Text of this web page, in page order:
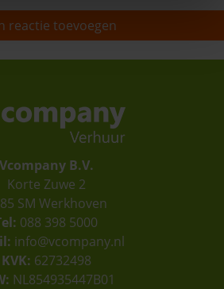
reactie toevoegen
Vcompany B.V.
Korte Zuwe 2
SM Werkhoven
088 398 5000
info@vcompany.nl
KVK: 62732498
NL854935447B01